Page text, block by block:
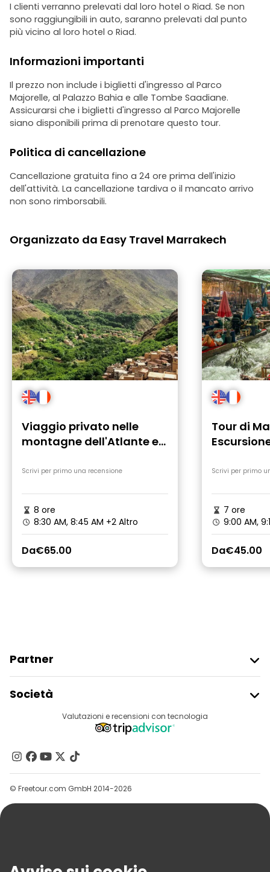
I clienti verranno prelevati dal loro hotel o Riad. Se non
sono raggiungibili in auto, saranno prelevati dal punto
più vicino al loro hotel o Riad.
Informazioni importanti
Il prezzo non include i biglietti d'ingresso al Parco
Majorelle, al Palazzo Bahia e alle Tombe Saadiane.
Assicurarsi che i biglietti d'ingresso al Parco Majorelle
siano disponibili prima di prenotare questo tour.
Politica di cancellazione
Cancellazione gratuita fino a 24 ore prima dell'inizio
dell'attività. La cancellazione tardiva o il mancato arrivo
non sono rimborsabili.
Organizzato da Easy Travel Marrakech
Viaggio privato nelle
montagne dell'Atlante e
Scrivi per primo una recensione
8 ore
8:30 AM, 8:45 AM +2 Altro
Da€65.00
Tour di
con guida
Scrivi per primo
7 ore
9:00 AM,
Da€45.00
Partner
Accesso Del Fornitore
Programma Di Affiliazione
Società
Destinazioni
Contattaci
Gruppi
Aiuto
Valutazioni e recensioni con tecnologia
© Freetour.com GmbH 2014-2026